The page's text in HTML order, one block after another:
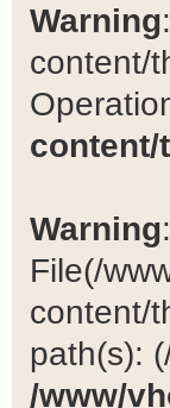
Warning
content/
content/
Warning
File(/
content/
path(s):
/www/